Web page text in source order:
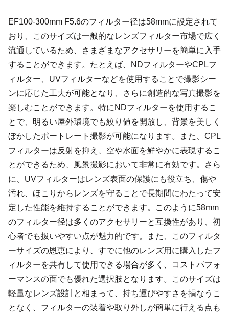
EF100-300mm F5.6のフィルター径は58mmに設定されて
おり、このサイズは一般的なレンズフィルター市場で広く
流通しているため、さまざまなアクセサリーを簡単に入手
することができます。たとえば、NDフィルターやCPLフ
ィルター、UVフィルターなどを使用することで撮影シー
ンに応じた工夫が可能となり、さらに創造的な写真撮影を
楽しむことができます。特にNDフィルターを使用するこ
とで、明るい屋外環境でも絞り値を開放し、背景を美しく
ぼかしたポートレート撮影が可能になります。また、CPL
フィルターは反射を抑え、空や水面を鮮やかに表現するこ
とができるため、風景撮影において非常に有効です。さら
に、UVフィルターはレンズ表面の保護にも役立ち、傷や
汚れ、ほこりからレンズを守ることで長期間にわたって安
定した性能を維持することができます。このように58mm
のフィルター径は多くのアクセサリーと互換性があり、初
心者でも扱いやすい点が魅力的です。また、このフィルタ
ーサイズの恩恵により、すでに他のレンズ用に購入したフ
ィルターを共有して使用できる場合が多く、コストパフォ
ーマンスの面でも優れた選択肢となります。このサイズは
軽量なレンズ設計と相まって、持ち運びやすさを損なうこ
となく、フィルターの装着や取り外しが簡単に行える点も